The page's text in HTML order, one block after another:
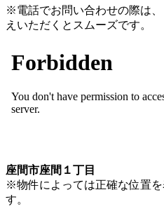
※電話でお問い合わせの際は、
えいただくとスムーズです。
座間市座間１丁目
※物件によっては正確な位置
す。